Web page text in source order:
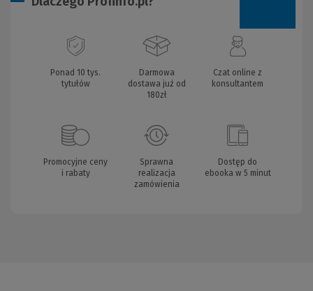
Ponad 10 tys.
tytułów
Darmowa
dostawa już od
180zł
Czat online z
konsultantem
Promocyjne ceny
i rabaty
Sprawna
realizacja
zamówienia
Dostęp do
ebooka w 5 minut